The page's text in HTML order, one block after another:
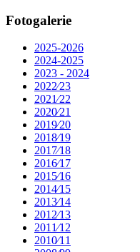
Fotogalerie
2025-2026
2024-2025
2023 - 2024
2022⁄23
2021⁄22
2020⁄21
2019⁄20
2018⁄19
2017⁄18
2016⁄17
2015⁄16
2014⁄15
2013⁄14
2012⁄13
2011⁄12
2010⁄11